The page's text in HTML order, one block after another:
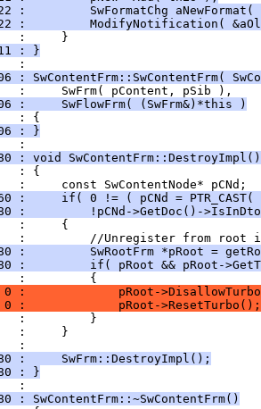
:         SwFormatChg aNewFormat(
:         ModifyNotification(
: }
: SwContentFrm::SwContentFrm(
:     SwFlowFrm( (SwFrm&)*this )
: }
: void SwContentFrm::DestroyImpl()
:     if( 0 != ( pCNd =
:         !pCNd->GetDoc()-
:         SwRootFrm *pRoot =
:         if( pRoot && pRoot-
0 :             pRoot-
0 :             pRoot->ResetTurbo();
:     SwFrm::DestroyImpl();
: }
: SwContentFrm::~SwContentFrm()